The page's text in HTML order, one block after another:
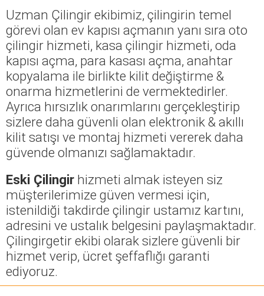
Uzman Çilingir ekibimiz, çilingirin temel
görevi olan ev kapısı açmanın yanı sıra oto
çilingir hizmeti, kasa çilingir hizmeti, oda
kapısı açma, para kasası açma, anahtar
kopyalama ile birlikte kilit değiştirme &
onarma hizmetlerini de vermektedirler.
Ayrıca hırsızlık onarımlarını gerçekleştirip
sizlere daha güvenli olan elektronik & akıllı
kilit satışı ve montaj hizmeti vererek daha
güvende olmanızı sağlamaktadır.
Eski Çilingir hizmeti almak isteyen siz
müşterilerimize güven vermesi için,
istenildiği takdirde çilingir ustamız kartını,
adresini ve ustalık belgesini paylaşmaktadır.
Çilingirgetir ekibi olarak sizlere güvenli bir
hizmet verip, ücret şeffaflığı garanti
ediyoruz.